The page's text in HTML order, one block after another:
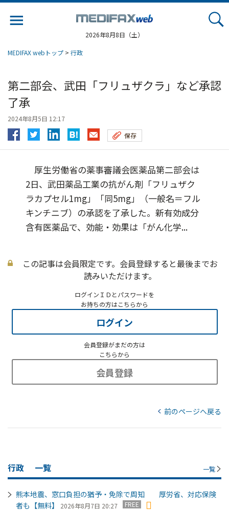
2026年8月8日（土）
MEDIFAX webトップ > 行政
第二部会、武田「フリュザクラ」など承認
了承
2024年8月5日 12:17
保存
厚生労働省の薬事審議会医薬品第二部会は
2日、武田薬品工業の抗がん剤「フリュザク
ラカプセル1mg」「同5mg」（一般名＝フル
キンチニブ）の承認を了承した。新有効成分
含有医薬品で、効能・効果は「がん化学...
この記事は会員限定です。会員登録すると最後までお
読みいただけます。
ログインＩＤとパスワードを
お持ちの方はこちらから
ログイン
会員登録がまだの方は
こちらから
会員登録
前のページへ戻る
行政 一覧 一覧
熊本地震、窓口負担の猶予・免除で周知 厚労省、対応保険
者も【無料】
2026年8月7日 20:27 FREE